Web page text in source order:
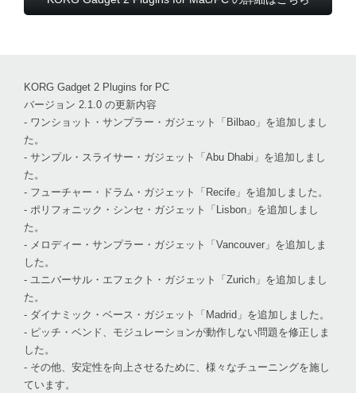
KORG Gadget 2 Plugins for PC
バージョン 2.1.0 の更新内容
- ワンショット・サンプラー・ガジェット「Bilbao」を追加しまし
た。
- サンプル・スライサー・ガジェット「Abu Dhabi」を追加しまし
た。
- フューチャー・ドラム・ガジェット「Recife」を追加しました。
- ポリフォニック・シンセ・ガジェット「Lisbon」を追加しまし
た。
- メロディー・サンプラー・ガジェット「Vancouver」を追加しま
した。
- ユニバーサル・エフェクト・ガジェット「Zurich」を追加しまし
た。
- ダイナミック・ベース・ガジェット「Madrid」を追加しました。
- ピッチ・ベンド、モジュレーションが動作しない問題を修正しま
した。
- その他、安定性を向上させるために、様々なチューニングを施し
ています。